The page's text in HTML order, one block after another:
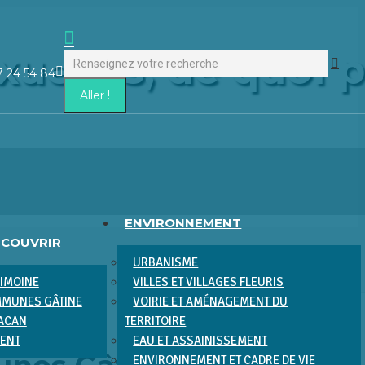
24 54 84 La
page
Facebook
fenêtre
GÂTINE
ENVIRONNEMENT
URBANISME
VILLES ET VILLAGES FLEURIS
VOIRIE ET AMÉNAGEMENT DU
TERRITOIRE
EAU ET ASSAINISSEMENT
ENVIRONNEMENT ET CADRE DE VIE
de quoi
03 Oct 2023